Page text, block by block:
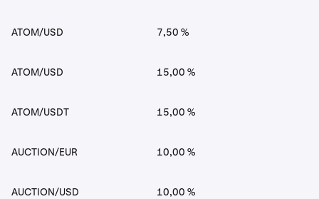
ATOM/USD 7,50 %
ATOM/USD 15,00 %
ATOM/USDT 15,00 %
AUCTION/EUR 10,00 %
AUCTION/USD 10,00 %